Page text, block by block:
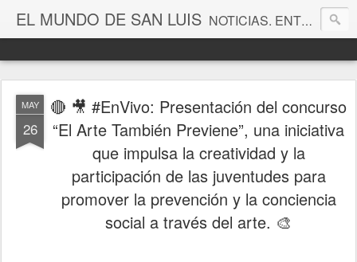
EL MUNDO DE SAN LUIS NOTICIAS. ENTRETENIMIENTO. EDITORIALES. CANAL DE VÍDEOS. GALERÍA DE FOTOGRAFÍAS.
MAY
26
🔴 🎥 #EnVivo: Presentación del concurso
“El Arte También Previene”, una iniciativa
que impulsa la creatividad y la
participación de las juventudes para
promover la prevención y la conciencia
social a través del arte. 🎨